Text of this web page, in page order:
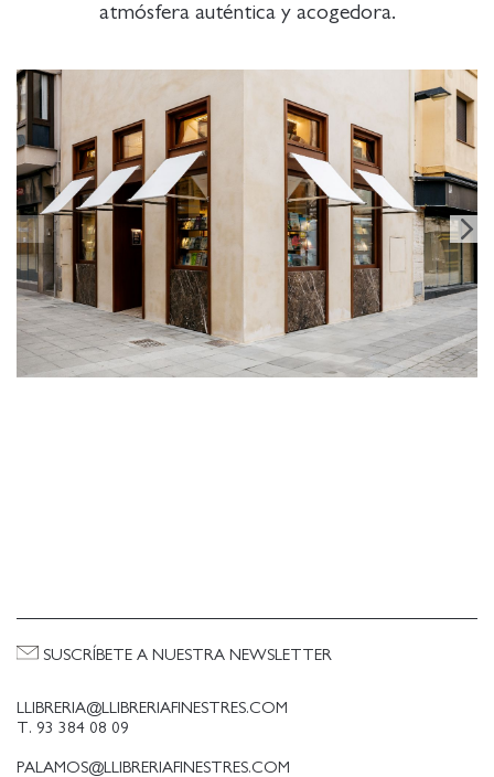
atmósfera auténtica y acogedora.
LLIBRERIA@LLIBRERIAFINESTRES.COM
T. 93 384 08 09
PALAMOS@LLIBRERIAFINESTRES.COM
SUSCRÍBETE A NUESTRA NEWSLETTER